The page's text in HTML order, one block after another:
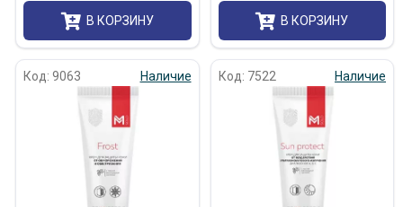
В КОРЗИНУ В КОРЗИНУ
Код: 9063 Наличие Код: 7522 Наличие